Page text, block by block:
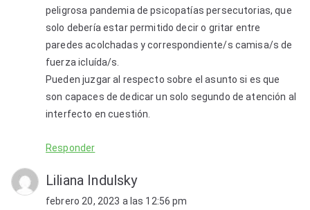
peligrosa pandemia de psicopatías persecutorias, que
solo debería estar permitido decir o gritar entre
paredes acolchadas y correspondiente/s camisa/s de
fuerza icluída/s.
Pueden juzgar al respecto sobre el asunto si es que
son capaces de dedicar un solo segundo de atención al
interfecto en cuestión.
Responder
Liliana Indulsky
febrero 20, 2023 a las 12:56 pm